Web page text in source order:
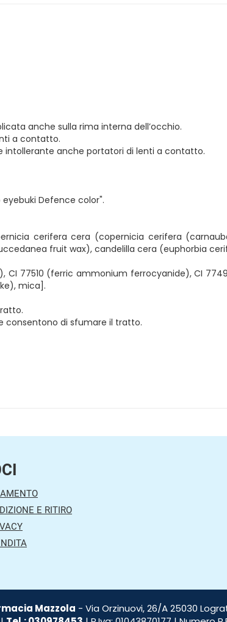
anche sulla rima interna dell’occhio.
a contatto.
intollerante anche portatori di lenti a contatto.
Defence color".
cerifera cera (copernicia cerifera
fruit wax), candelilla cera (euphorbia
77510 (ferric ammonium ferrocyanide), CI
mica].
consentono di sfumare il tratto.
E RITIRO
Mazzola - Via Orzinuovi, 26/A 25030